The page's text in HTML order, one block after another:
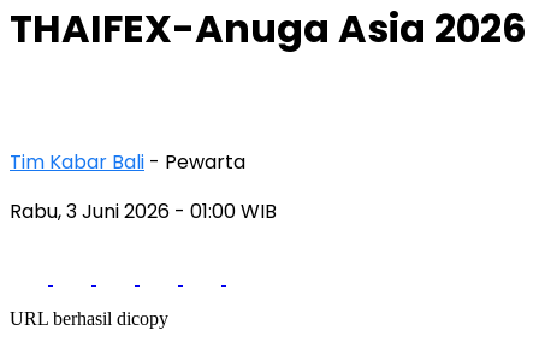
THAIFEX-Anuga Asia 2026
Tim Kabar Bali - Pewarta
Rabu, 3 Juni 2026 - 01:00 WIB
URL berhasil dicopy